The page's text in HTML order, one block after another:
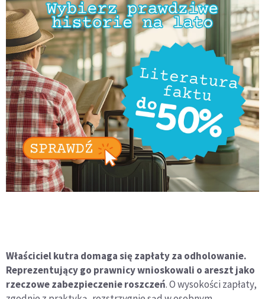
Właściciel kutra domaga się zapłaty za odholowanie.
Reprezentujący go prawnicy wnioskowali o areszt jako
rzeczowe zabezpieczenie roszczeń. O wysokości zapłaty,